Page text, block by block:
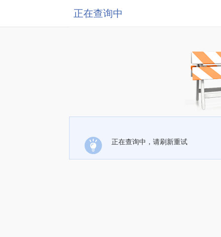
正在查询中
正在查询中，请刷新重试